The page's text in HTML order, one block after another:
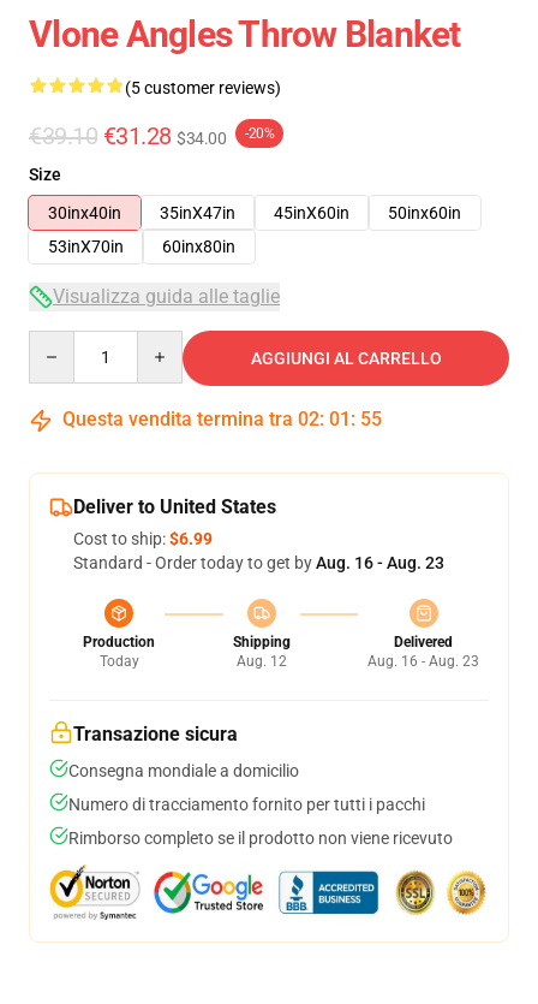
Vlone Angles Throw Blanket
(5 customer reviews)
€39.10 €31.28 $34.00 -20%
Size
30inx40in
35inX47in 45inX60in
50inx60in
53inX70in
60inx80in
Visualizza guida alle taglie
AGGIUNGI AL CARRELLO
Questa vendita termina tra 02: 01 : 54
Deliver to United States
Cost to ship:$6.99
Standard - Order today to get byAug. 16 - Aug. 23
Production
Today
Shipping
Aug. 12
Delivered
Aug. 16 - Aug. 23
Transazione sicura
Consegna mondiale a domicilio
Numero di tracciamento fornito per tutti i pacchi
Rimborso completo se il prodotto non viene ricevuto